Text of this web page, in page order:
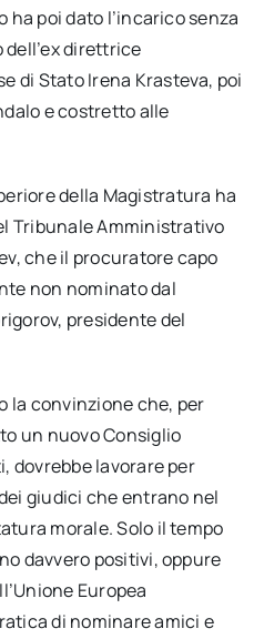
ha poi dato l’incarico senza
dell’ex direttrice
di Stato Irena Krasteva, poi
e costretto alle
della Magistratura ha
Tribunale Amministrativo
che il procuratore capo
non nominato dal
presidente del
la convinzione che, per
un nuovo Consiglio
dovrebbe lavorare per
giudici che entrano nel
morale. Solo il tempo
davvero positivi, oppure
Europea
di nominare amici e